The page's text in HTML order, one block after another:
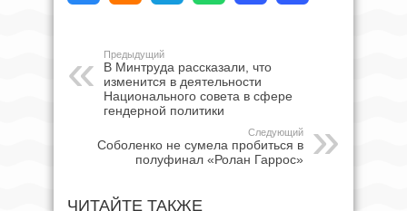
Предыдущий
В Минтруда рассказали, что
изменится в деятельности
Национального совета в сфере
гендерной политики
Следующий
Соболенко не сумела пробиться в
полуфинал «Ролан Гаррос»
ЧИТАЙТЕ ТАКЖЕ